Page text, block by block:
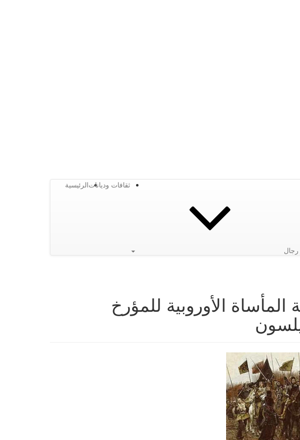
الرئيسيةثقافات وديانات
رجال
الأوروبية للمؤرخ